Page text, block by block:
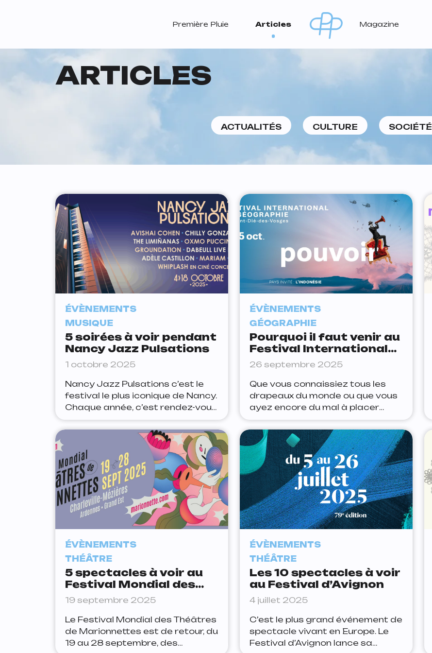
Première Pluie Articles Magazine
ARTICLES
ACTUALITÉS CULTURE SOCIÉTÉ
ÉVÈNEMENTS
MUSIQUE
5 soirées à voir pendant
Nancy Jazz Pulsations
1 octobre 2025
Nancy Jazz Pulsations c’est le
festival le plus iconique de Nancy.
Chaque année, c’est rendez-vous
obligatoire au parc de la
Pépinière et dans toute la ville
pour deux semaines entières de
concerts, avec plein de bonnes
choses à boire et à manger. On
vous a sélectionné les cinq
soirées que vous ne devez en
aucun
ÉVÈNEMENTS
GÉOGRAPHIE
Pourquoi il faut venir au
Festival International
de Géographie de Saint-
Dié-des-Vosges ?
26 septembre 2025
Que vous connaissiez tous les
drapeaux du monde ou que vous
ayez encore du mal à placer
Paris sur la carte, ne vous en
faites pas, le Festival
International de Géographie
s’adresse à tout le monde.
Comme lors de chaque édition, le
FIG vous donne rendez-vous afin
à d’assister à des conférences,
des débats, des
ÉVÈNEMENTS
THÉÂTRE
5 spectacles à voir au
Festival Mondial des
Théâtres de
Marionnettes à
Charleville-Mézières
19 septembre 2025
Le Festival Mondial des Théâtres
de Marionnettes est de retour, du
19 au 28 septembre, des
ÉVÈNEMENTS
THÉÂTRE
Les 10 spectacles à voir
au Festival d’Avignon
4 juillet 2025
C’est le plus grand événement de
spectacle vivant en Europe. Le
Festival d’Avignon lance sa